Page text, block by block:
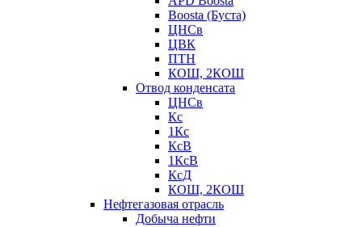
Boosta (Буста)
ЦНСв
ЦВК
ПТН
КОШ, 2КОШ
Отвод конденсата
ЦНСв
Кс
1Кс
КсВ
1КсВ
КсД
КОШ, 2КОШ
Нефтегазовая отрасль
Добыча нефти